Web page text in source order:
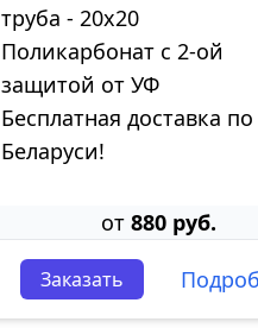
труба - 20х20
Поликарбонат с 2-ой
защитой от УФ
Бесплатная доставка по
Беларуси!
от 880 руб.
Заказать